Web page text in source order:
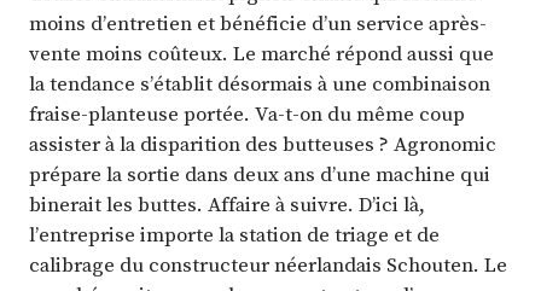
moins d’entretien et bénéficie d’un service après-
vente moins coûteux. Le marché répond aussi que
la tendance s’établit désormais à une combinaison
fraise-planteuse portée. Va-t-on du même coup
assister à la disparition des butteuses ? Agronomic
prépare la sortie dans deux ans d’une machine qui
binerait les buttes. Affaire à suivre. D’ici là,
l’entreprise importe la station de triage et de
calibrage du constructeur néerlandais Schouten. Le